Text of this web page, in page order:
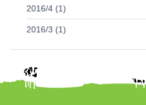
2016/4 (1)
2016/3 (1)